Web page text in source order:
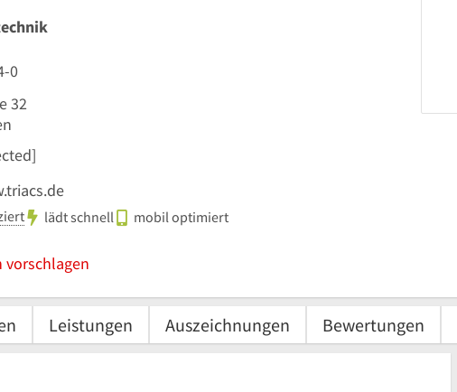
0
32
lädt schnell mobil optimiert
vorschlagen
Leistungen Auszeichnungen Bewertungen